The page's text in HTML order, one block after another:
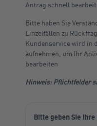
Antrag schnell
Bitte haben Sie
Einzelfällen zu
Kundenservice wird in
aufnehmen, um Ihr
bearbeiten
Hinweis: Pflichtfelder
Bitte geben Sie